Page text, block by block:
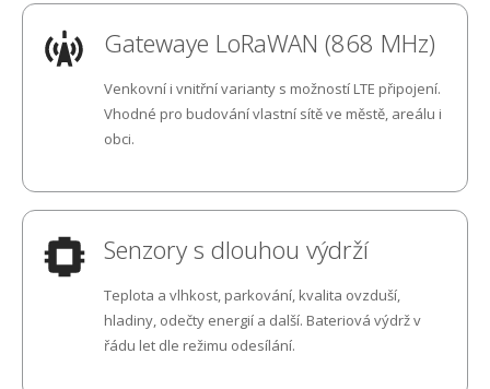
Internet Osek
Internet Plzeň-Božkov
Internet Plzeň-centrum
Internet Plzeň-Černice
Internet Plzeň-Červený Hrádek
Internet Plzeň-Doubravka
Gatewaye LoRaWAN (868 MHz)
Venkovní i vnitřní varianty s možností LTE připojení.
Vhodné pro budování vlastní sítě ve městě, areálu i
obci.
Senzory s dlouhou výdrží
Teplota a vlhkost, parkování, kvalita ovzduší,
hladiny, odečty energií a další. Bateriová výdrž v
řádu let dle režimu odesílání.